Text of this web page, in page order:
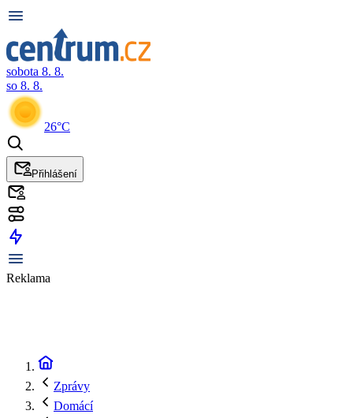
sobota 8. 8.
so 8. 8.
26°C
Přihlášení
Reklama
Zprávy
Domácí